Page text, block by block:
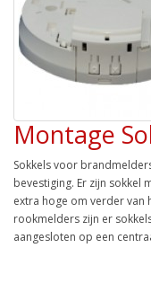
Montage
Sokkels voor
bevestiging. Er zijn sokkel
extra hoge om verder van
rookmelders zijn er
aangesloten op een